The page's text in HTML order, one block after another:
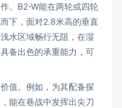
。B2-W能在两轮或四轮
下，面对2.8米高的垂直
水区域畅行无阻，在湿
备出色的承重能力，可
值。例如，为其配备探
能在巷战中发挥出尖刀